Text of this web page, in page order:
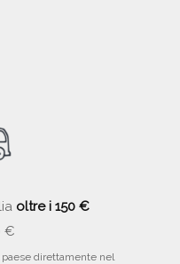
oltre i 150 €
€
direttamente nel